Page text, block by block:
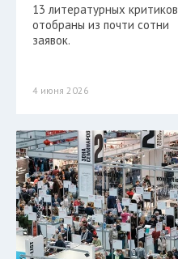
13 литературных критиков
отобраны из почти сотни
заявок.
4 июня 2026